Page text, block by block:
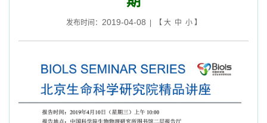
发布时间： 2019-04-08 | 【 大 中 小】